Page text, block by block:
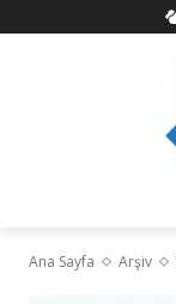
Ana Sayfa Arşiv